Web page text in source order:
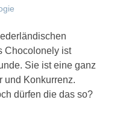
Chocolonely ist
Sie ist eine ganz
und Konkurrenz.
dürfen die das so?